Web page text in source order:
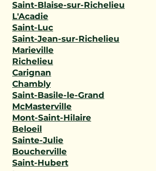
Saint-Blaise-sur-Richelieu
L'Acadie
Saint-Luc
Saint-Jean-sur-Richelieu
Marieville
Richelieu
Carignan
Chambly
Saint-Basile-le-Grand
McMasterville
Mont-Saint-Hilaire
Beloeil
Sainte-Julie
Boucherville
Saint-Hubert